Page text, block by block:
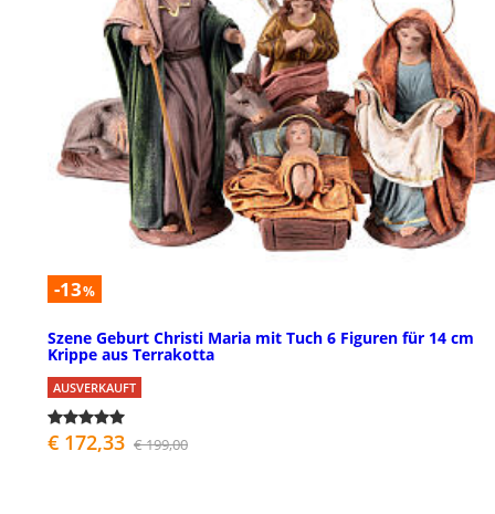
-13%
Szene Geburt Christi Maria mit Tuch 6 Figuren für 14 cm
Krippe aus Terrakotta
AUSVERKAUFT
€ 172,33 € 199,00